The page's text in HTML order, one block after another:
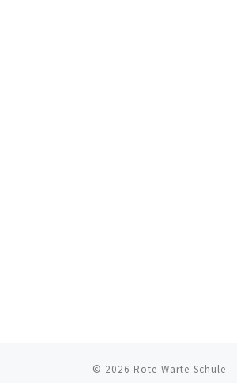
© 2026 Rote-Warte-Schule –